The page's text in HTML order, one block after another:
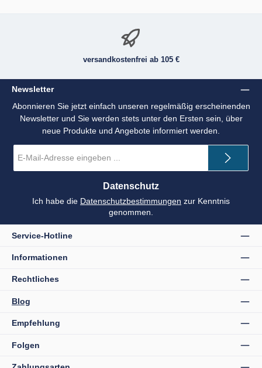
versandkostenfrei ab 105 €
Newsletter
Abonnieren Sie jetzt einfach unseren regelmäßig erscheinenden
Newsletter und Sie werden stets unter den Ersten sein, über
neue Produkte und Angebote informiert werden.
Mail-
*
Datenschutz
Ich habe die Datenschutzbestimmungen zur Kenntnis
genommen.
Service-Hotline
Informationen
Rechtliches
Blog
Empfehlung
Folgen